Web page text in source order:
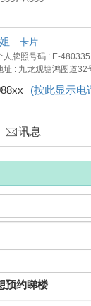
卡片
人牌照号码 : E-480335
址 : 九龙观塘鸿图道32
(按此显示电
讯息
预约睇楼